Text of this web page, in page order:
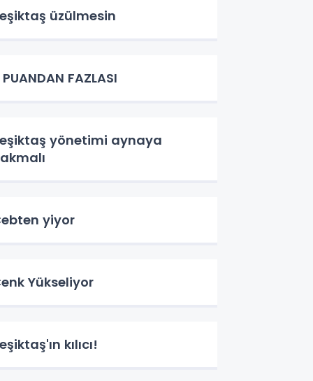
üzülmesin
FAZLASI
yönetimi aynaya
yiyor
Yükseliyor
kılıcı!